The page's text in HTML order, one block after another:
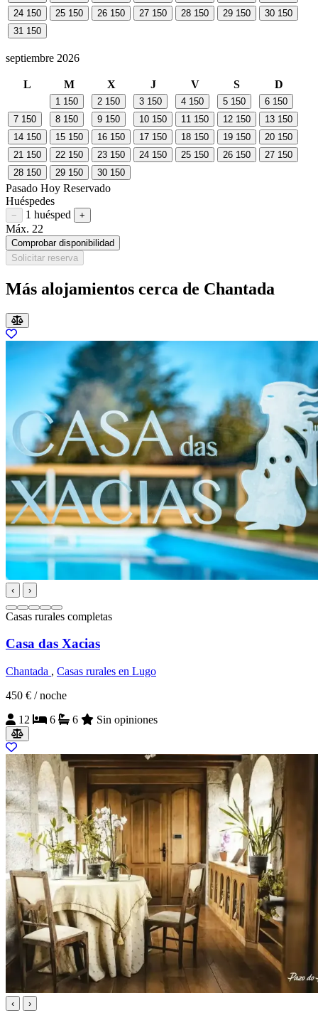
24 150 25 150 26 150 27 150 28 150 29 150 30 150
31 150
septiembre 2026
L M X J V S D
1 150 2 150 3 150 4 150 5 150 6 150
7 150 8 150 9 150 10 150 11 150 12 150 13 150
14 150 15 150 16 150 17 150 18 150 19 150 20 150
21 150 22 150 23 150 24 150 25 150 26 150 27 150
28 150 29 150 30 150
Pasado Hoy Reservado
Huéspedes
Restar huésped
− 1 huésped Sumar huésped
+
Máx. 22
Comprobar disponibilidad
Solicitar reserva
Más alojamientos cerca de Chantada
‹ ›
Casas rurales completas
Casa das Xacias
Chantada , Casas rurales en Lugo
450 € / noche
12
6 6 Sin opiniones
‹ ›